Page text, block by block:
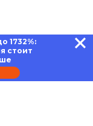
1732%:
стоит